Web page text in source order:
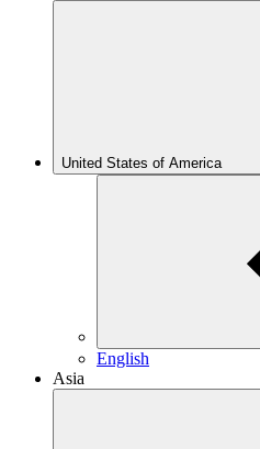
United States of America
English
Asia